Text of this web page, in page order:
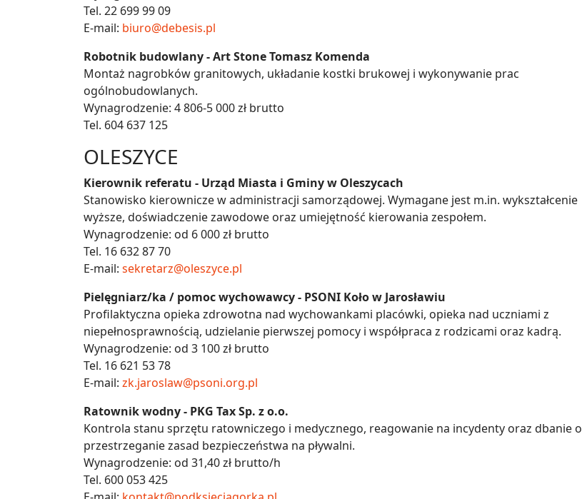
Tel. 22 699 99 09
E-mail: biuro@debesis.pl
Robotnik budowlany - Art Stone Tomasz Komenda
Montaż nagrobków granitowych, układanie kostki brukowej i wykonywanie prac
ogólnobudowlanych.
Wynagrodzenie: 4 806-5 000 zł brutto
Tel. 604 637 125
OLESZYCE
Kierownik referatu - Urząd Miasta i Gminy w Oleszycach
Stanowisko kierownicze w administracji samorządowej. Wymagane jest m.in. wykształcenie
wyższe, doświadczenie zawodowe oraz umiejętność kierowania zespołem.
Wynagrodzenie: od 6 000 zł brutto
Tel. 16 632 87 70
E-mail: sekretarz@oleszyce.pl
Pielęgniarz/ka / pomoc wychowawcy - PSONI Koło w Jarosławiu
Profilaktyczna opieka zdrowotna nad wychowankami placówki, opieka nad uczniami z
niepełnosprawnością, udzielanie pierwszej pomocy i współpraca z rodzicami oraz kadrą.
Wynagrodzenie: od 3 100 zł brutto
Tel. 16 621 53 78
E-mail: zk.jaroslaw@psoni.org.pl
Ratownik wodny - PKG Tax Sp. z o.o.
Kontrola stanu sprzętu ratowniczego i medycznego, reagowanie na incydenty oraz dbanie o
przestrzeganie zasad bezpieczeństwa na pływalni.
Wynagrodzenie: od 31,40 zł brutto/h
Tel. 600 053 425